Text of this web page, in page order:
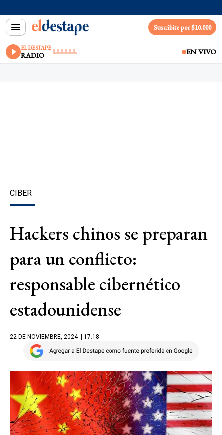
Suscribite por $10.000
EL DESTAPE
RADIO EN VIVO
CIBER
Hackers chinos se preparan
para un conflicto:
responsable cibernético
estadounidense
22 DE NOVIEMBRE, 2024 | 17.18